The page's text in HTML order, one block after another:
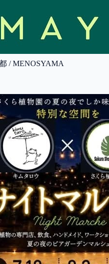
/ MENOSYAMA